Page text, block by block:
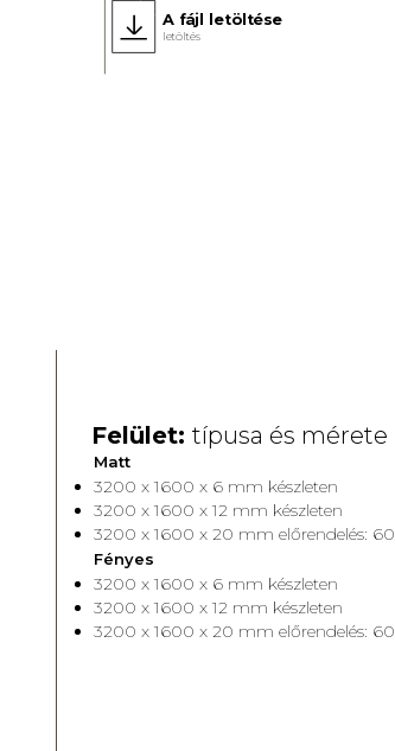
A fájl letöltése
letöltés
Felület:típusa és mérete
Matt
3200 x 1600 x 6 mm készleten
3200 x 1600 x 12 mm készleten
3200 x 1600 x 20 mm előrendelés:
Fényes
3200 x 1600 x 6 mm készleten
3200 x 1600 x 12 mm készleten
3200 x 1600 x 20 mm előrendelés: